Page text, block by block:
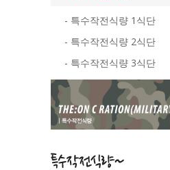
- 특수작전식량 1식단
- 특수작전식량 2식단
- 특수작전식량 3식단